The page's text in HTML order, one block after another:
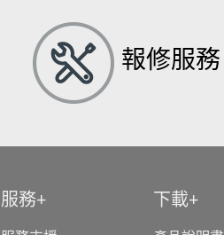
報修服務
服務 下載